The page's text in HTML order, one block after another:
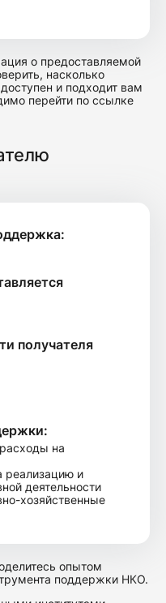
о предоставляемой
насколько
и подходит вам
перейти по ссылке
получателя
на
реализацию и
деятельности
хозяйственные
опытом
поддержки НКО.